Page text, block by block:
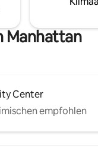
NYC. Buche jetzt und
Manhattan
Center
empfohlen